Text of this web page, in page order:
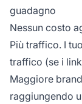
guadagno
Nessun costo
Più traffico. I
traffico (se i
Maggiore
raggiungendo